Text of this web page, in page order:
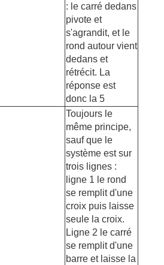
: le carré dedans
pivote et
s'agrandit, et le
rond autour vient
dedans et
rétrécit. La
réponse est
donc la 5
Toujours le
même principe,
sauf que le
système est sur
trois lignes :
ligne 1 le rond
se remplit d'une
croix puis laisse
seule la croix.
Ligne 2 le carré
se remplit d'une
barre et laisse la